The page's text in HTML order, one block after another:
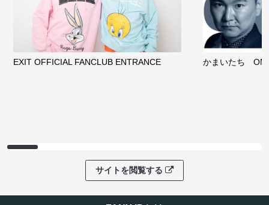
EXIT OFFICIAL FANCLUB ENTRANCE かまいたち
サイトを閲覧する